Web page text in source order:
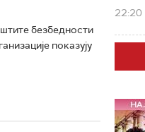
безбедности
показују
22:20